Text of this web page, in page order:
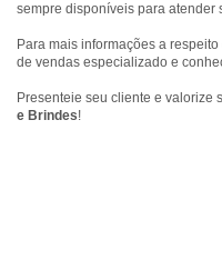
CHAVEIROS
sempre disponíveis para atender
Para mais informações a
de vendas especializado e
Presenteie seu cliente e valorize
e Brindes!